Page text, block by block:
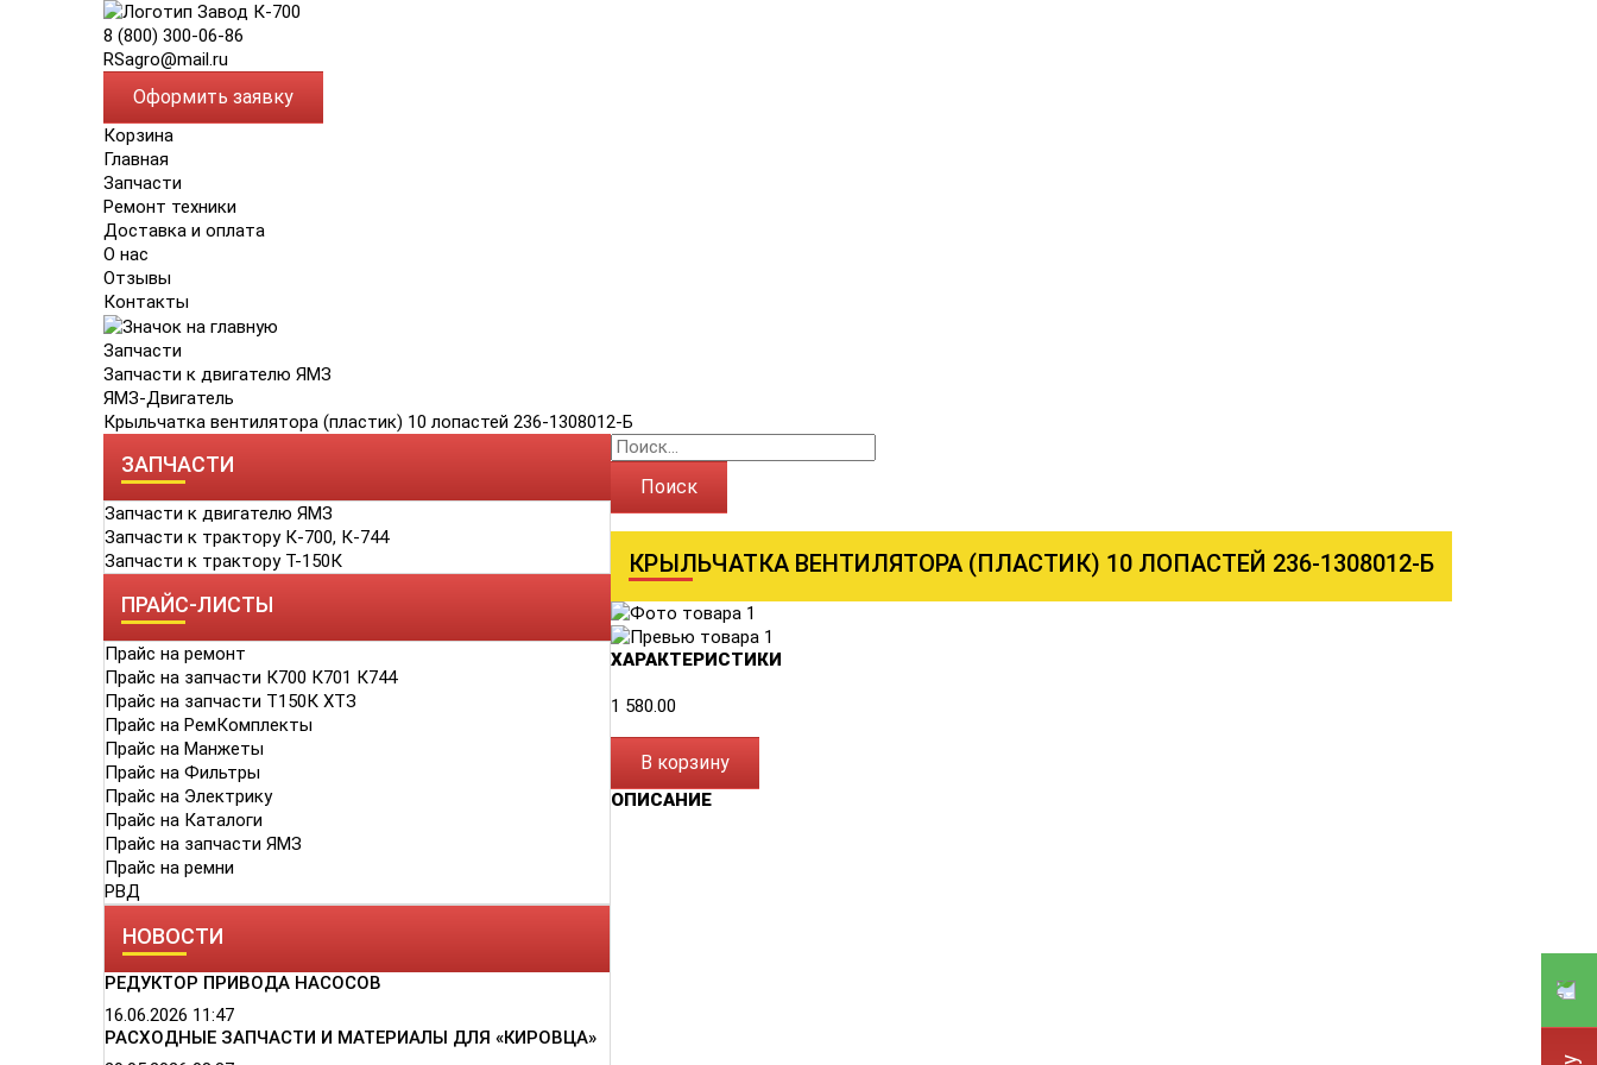
8 (800) 300-06-86
RSagro@mail.ru
Оформить заявку
Корзина
Главная
Запчасти
Ремонт техники
Доставка и оплата
О нас
Отзывы
Контакты
Запчасти
Запчасти к двигателю ЯМЗ
ЯМЗ-Двигатель
Крыльчатка вентилятора (пластик) 10 лопастей 236-1308012-Б
ЗАПЧАСТИ
Запчасти к двигателю ЯМЗ
Запчасти к трактору К-700, К-744
Запчасти к трактору Т-150К
ПРАЙС-ЛИСТЫ
Прайс на ремонт
Прайс на запчасти К700 К701 К744
Прайс на запчасти Т150К ХТЗ
Прайс на РемКомплекты
Прайс на Манжеты
Прайс на Фильтры
Прайс на Электрику
Прайс на Каталоги
Прайс на запчасти ЯМЗ
Прайс на ремни
РВД
НОВОСТИ
РЕДУКТОР ПРИВОДА НАСОСОВ
16.06.2026 11:47
РАСХОДНЫЕ ЗАПЧАСТИ И МАТЕРИАЛЫ ДЛЯ «КИРОВЦА»
Поиск
КРЫЛЬЧАТКА ВЕНТИЛЯТОРА (ПЛАСТИК) 10 ЛОПАСТЕЙ 236-1308012-Б
ХАРАКТЕРИСТИКИ
1 580.00
В корзину
ОПИСАНИЕ